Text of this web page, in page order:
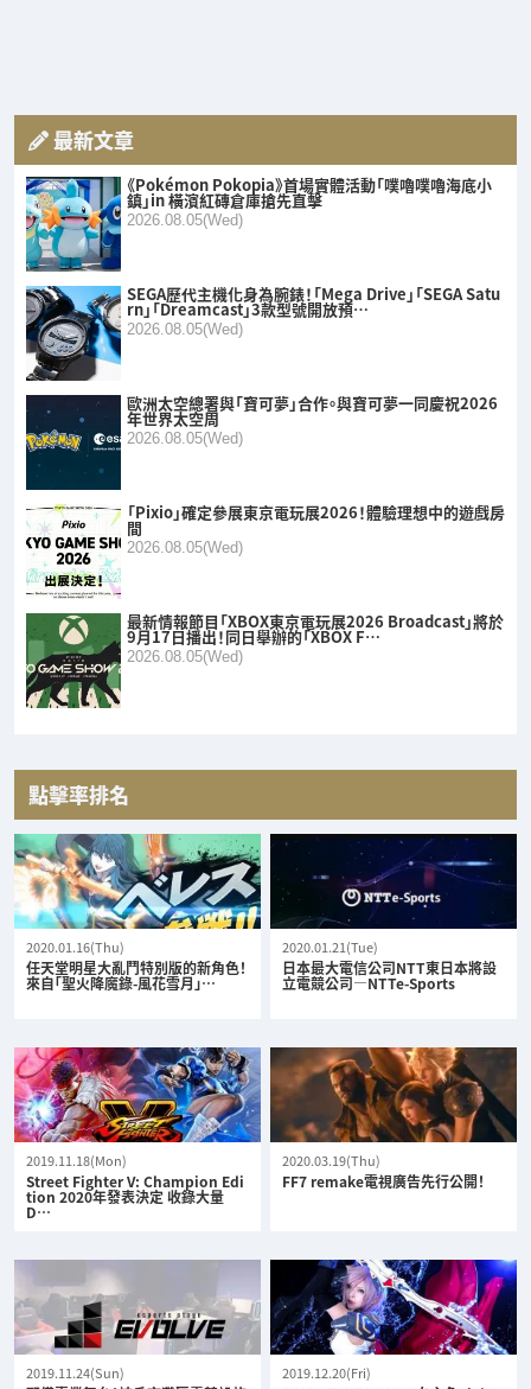
最新文章
《Pokémon Pokopia》首場實體活動「噗嚕噗嚕海底小
鎮」in 橫濱紅磚倉庫搶先直擊
2026.08.05(Wed)
SEGA歷代主機化身為腕錶！「Mega Drive」「SEGA Satu
rn」「Dreamcast」3款型號開放預…
2026.08.05(Wed)
歐洲太空總署與「寶可夢」合作。與寶可夢一同慶祝2026
年世界太空周
2026.08.05(Wed)
「Pixio」確定參展東京電玩展2026！體驗理想中的遊戲房
間
2026.08.05(Wed)
最新情報節目「XBOX東京電玩展2026 Broadcast」將於
9月17日播出！同日舉辦的「XBOX F…
2026.08.05(Wed)
點擊率排名
2020.01.16(Thu)
任天堂明星大亂鬥特別版的新角色！
來自「聖火降魔錄-風花雪月」…
2020.01.21(Tue)
日本最大電信公司NTT東日本將設
立電競公司—NTTe-Sports
2019.11.18(Mon)
Street Fighter V: Champion Edi
tion 2020年發表決定 收錄大量
D…
2020.03.19(Thu)
FF7 remake電視廣告先行公開！
2019.11.24(Sun) 2019.12.20(Fri)